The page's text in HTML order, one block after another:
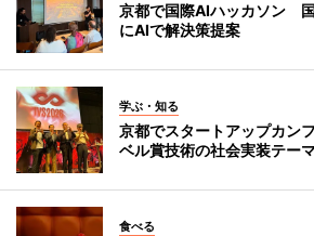
京都で国際AIハッカソン
にAIで解決策提案
学ぶ・知る
京都でスタートアップカン
ベル賞技術の社会実装テー
食べる